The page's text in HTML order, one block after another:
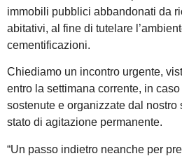
immobili pubblici abbandonati da
abitativi, al fine di tutelare
cementificazioni.
Chiediamo un incontro urgente,
entro la settimana corrente, in
sostenute e organizzate dal
stato di agitazione permanente.
“Un passo indietro neanche per